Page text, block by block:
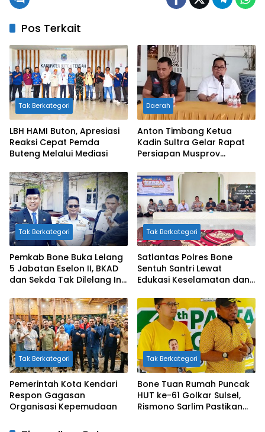
Pos Terkait
Tak Berkategori
LBH HAMI Buton, Apresiasi
Reaksi Cepat Pemda
Buteng Melalui Mediasi
Daerah
Anton Timbang Ketua
Kadin Sultra Gelar Rapat
Persiapan Musprov
Bahaya Narkotika
Bersama BNNK
Tak Berkategori
Pemkab Bone Buka Lelang
5 Jabatan Eselon II, BKAD
dan Sekda Tak Dilelang Ini
Tak Berkategori
Satlantas Polres Bone
Sentuh Santri Lewat
Edukasi Keselamatan dan
Tak Berkategori
Pemerintah Kota Kendari
Respon Gagasan
Organisasi Kepemudaan
Tak Berkategori
Bone Tuan Rumah Puncak
HUT ke-61 Golkar Sulsel,
Rismono Sarlim Pastikan